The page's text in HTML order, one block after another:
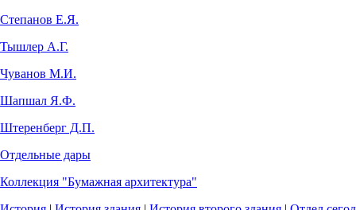
Степанов Е.Я.
Тышлер А.Г.
Чуванов М.И.
Шапшал Я.Ф.
Штеренберг Д.П.
Отдельные дары
Коллекция "Бумажная архитектура"